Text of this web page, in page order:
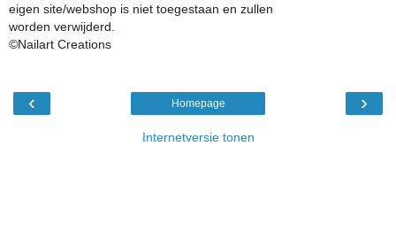
eigen site/webshop is niet toegestaan en zullen
worden verwijderd.
©Nailart Creations
‹ ›
Homepage
Internetversie tonen